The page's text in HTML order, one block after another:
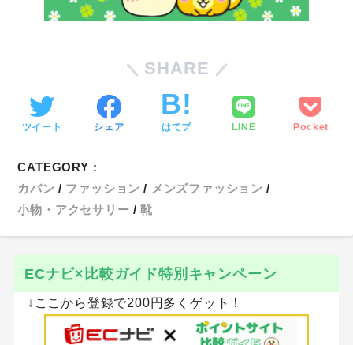
SHARE
ツイート シェア はてブ LINE Pocket
CATEGORY :
カバン
ファッション
メンズファッション
小物・アクセサリー
靴
ECナビ×比較ガイド特別キャンペーン
↓ここから登録で200円多くゲット！